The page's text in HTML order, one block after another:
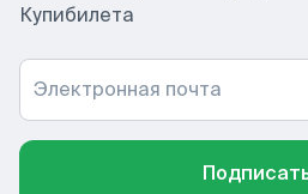
Купибилета
Электронная почта